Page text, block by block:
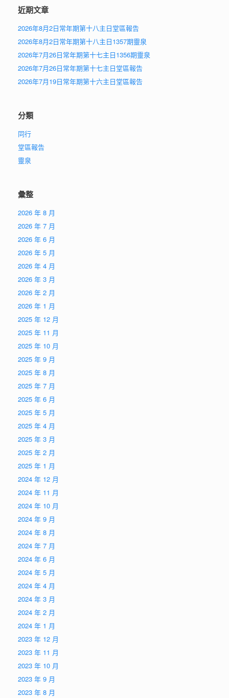
近期文章
2026年8月2日常年期第十八主日堂區報告
2026年8月2日常年期第十八主日1357期靈泉
2026年7月26日常年期第十七主日1356期靈泉
2026年7月26日常年期第十七主日堂區報告
2026年7月19日常年期第十六主日堂區報告
分類
同行
堂區報告
靈泉
彙整
2026 年 8 月
2026 年 7 月
2026 年 6 月
2026 年 5 月
2026 年 4 月
2026 年 3 月
2026 年 2 月
2026 年 1 月
2025 年 12 月
2025 年 11 月
2025 年 10 月
2025 年 9 月
2025 年 8 月
2025 年 7 月
2025 年 6 月
2025 年 5 月
2025 年 4 月
2025 年 3 月
2025 年 2 月
2025 年 1 月
2024 年 12 月
2024 年 11 月
2024 年 10 月
2024 年 9 月
2024 年 8 月
2024 年 7 月
2024 年 6 月
2024 年 5 月
2024 年 4 月
2024 年 3 月
2024 年 2 月
2024 年 1 月
2023 年 12 月
2023 年 11 月
2023 年 10 月
2023 年 9 月
2023 年 8 月